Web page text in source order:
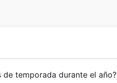
temporada durante el año?